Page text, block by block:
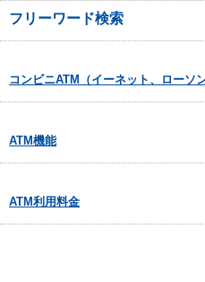
フリーワード検索
コンビニATM（イーネット、ローソ
ATM機能
ATM利用料金